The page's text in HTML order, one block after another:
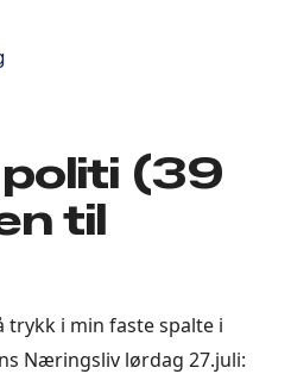
(39
til
trykk i min faste spalte i
Næringsliv lørdag 27.juli: